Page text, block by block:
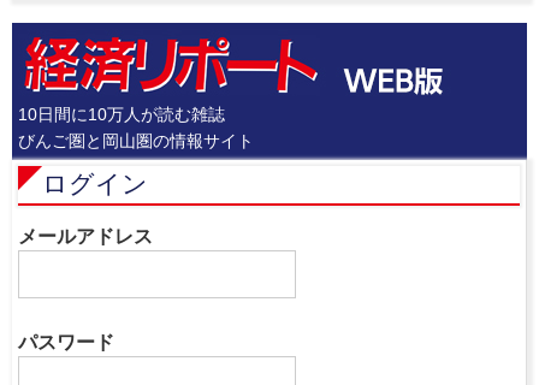
10日間に10万人が読む雑誌
びんご圏と岡山圏の情報サイト
ログイン
メールアドレス
パスワード